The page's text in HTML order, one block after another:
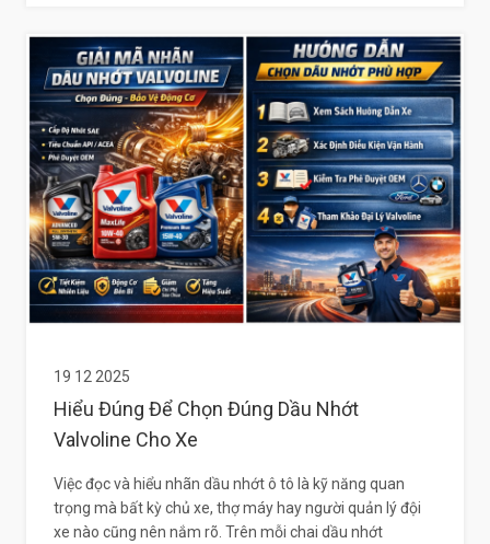
19 12 2025
Hiểu Đúng Để Chọn Đúng Dầu Nhớt
Valvoline Cho Xe
Việc đọc và hiểu nhãn dầu nhớt ô tô là kỹ năng quan
trọng mà bất kỳ chủ xe, thợ máy hay người quản lý đội
xe nào cũng nên nắm rõ. Trên mỗi chai dầu nhớt